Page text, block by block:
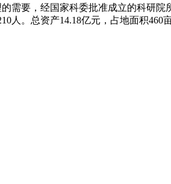
需要，经国家科委批准成立的科研
人。总资产14.18亿元，占地面积460亩